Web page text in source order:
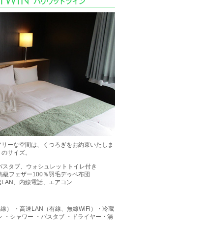
ーな空間は、くつろぎをお約束いたしま
サイズ。
タブ、ウォシュレットトイレ付き
フェザー100％羽毛デゥベ布団
、内線電話、エアコン
） ・高速LAN（有線、無線WiFi）・冷蔵
・シャワー ・バスタブ ・ドライヤー・湯